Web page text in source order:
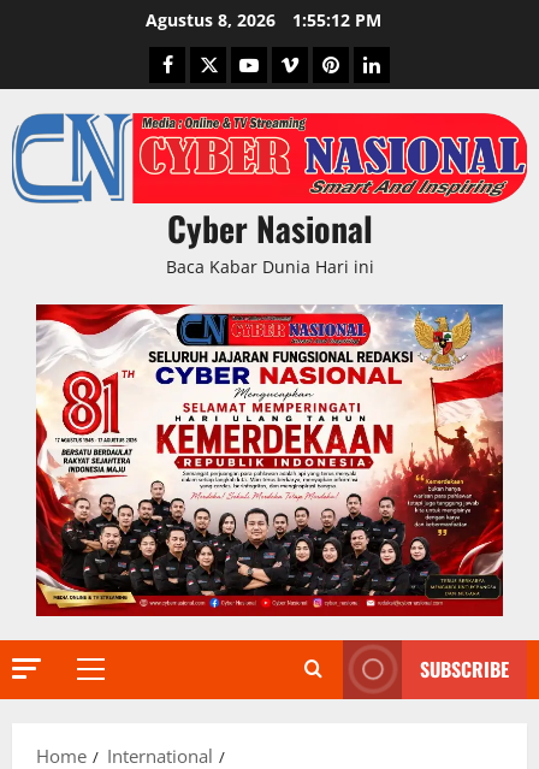
Agustus 8, 2026 1:55:13 PM
Facebook
TwitterYoutubeVimeoPinterestLinkedIn
Cyber Nasional
Baca Kabar Dunia Hari ini
Primary
SUBSCRIBE
Home
International